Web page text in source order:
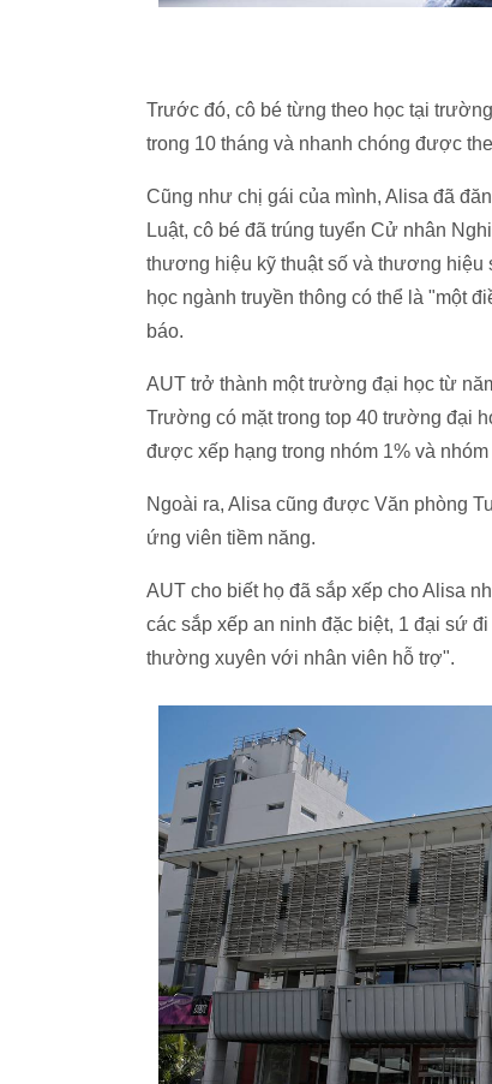
Trước đó, cô bé từng theo học tại
trong 10 tháng và nhanh chóng được
Cũng như chị gái của mình, Alisa đã
Luật, cô bé đã trúng tuyển Cử nhân
thương hiệu kỹ thuật số và thương hiệu
học ngành truyền thông có thể là "một
báo.
AUT trở thành một trường đại học từ
Trường có mặt trong top 40 trường đại
được xếp hạng trong nhóm 1% và
Ngoài ra, Alisa cũng được Văn phòng
ứng viên tiềm năng.
AUT cho biết họ đã sắp xếp cho Alisa
các sắp xếp an ninh đặc biệt, 1 đại sứ
thường xuyên với nhân viên hỗ trợ".